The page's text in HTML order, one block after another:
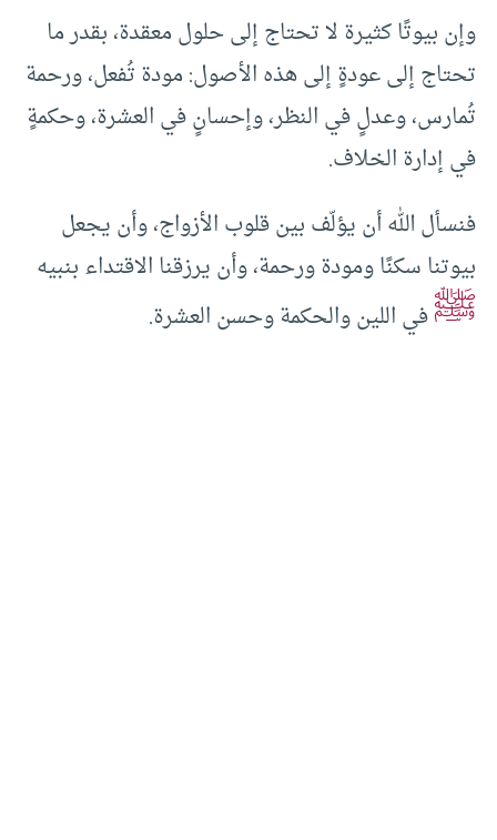
وإن بيوتًا كثيرة لا تحتاج إلى حلول معقدة، بقدر ما
تحتاج إلى عودةٍ إلى هذه الأصول: مودة تُفعل، ورحمة
تُمارس، وعدلٍ في النظر، وإحسانٍ في العشرة، وحكمةٍ
في إدارة الخلاف.
فنسأل الله أن يؤلّف بين قلوب الأزواج، وأن يجعل
بيوتنا سكنًا ومودة ورحمة، وأن يرزقنا الاقتداء بنبيه
ﷺفي اللين والحكمة وحسن العشرة.